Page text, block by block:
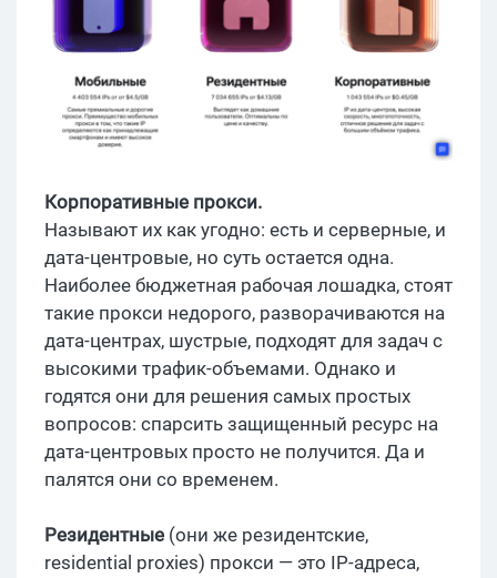
Корпоративные прокси.
Называют их как угодно: есть и серверные, и
дата-центровые, но суть остается одна.
Наиболее бюджетная рабочая лошадка, стоят
такие прокси недорого, разворачиваются на
дата-центрах, шустрые, подходят для задач с
высокими трафик-объемами. Однако и
годятся они для решения самых простых
вопросов: спарсить защищенный ресурс на
дата-центровых просто не получится. Да и
палятся они со временем.
Резидентные (они же резидентские,
residential proxies) прокси — это IP-адреса,